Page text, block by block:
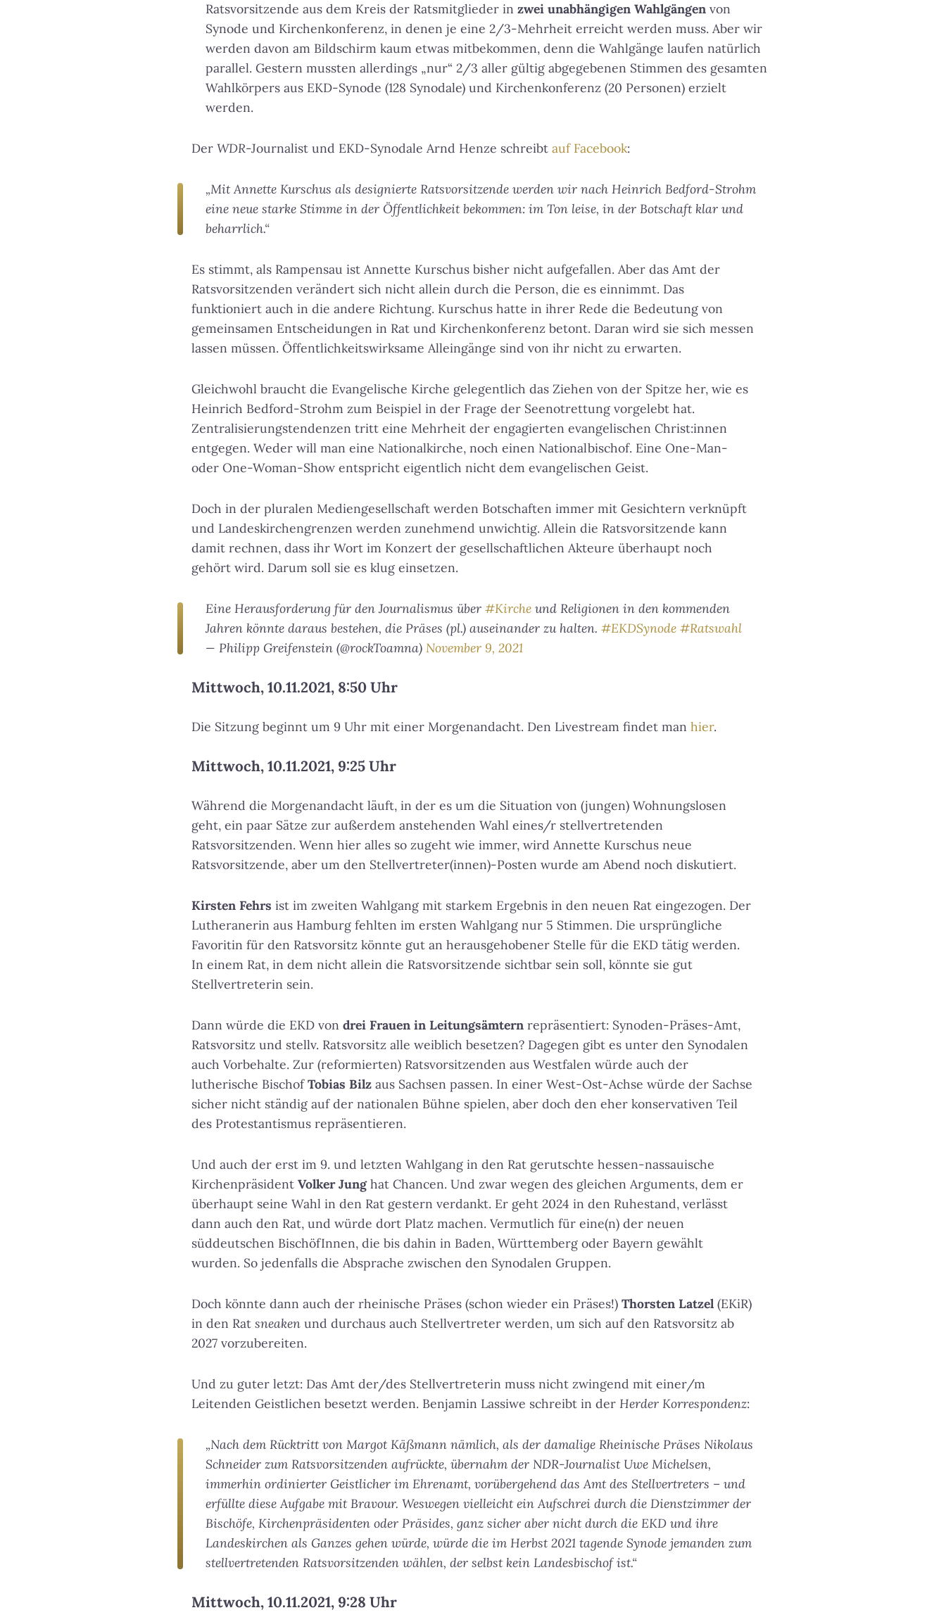
Ratsvorsitzende aus dem Kreis der Ratsmitglieder in zwei unabhängigen Wahlgängen von
Synode und Kirchenkonferenz, in denen je eine 2/3-Mehrheit erreicht werden muss. Aber wir
werden davon am Bildschirm kaum etwas mitbekommen, denn die Wahlgänge laufen natürlich
parallel. Gestern mussten allerdings „nur“ 2/3 aller gültig abgegebenen Stimmen des gesamten
Wahlkörpers aus EKD-Synode (128 Synodale) und Kirchenkonferenz (20 Personen) erzielt
werden.
Der WDR-Journalist und EKD-Synodale Arnd Henze schreibt auf Facebook:
„Mit Annette Kurschus als designierte Ratsvorsitzende werden wir nach Heinrich Bedford-Strohm
eine neue starke Stimme in der Öffentlichkeit bekommen: im Ton leise, in der Botschaft klar und
beharrlich.“
Es stimmt, als Rampensau ist Annette Kurschus bisher nicht aufgefallen. Aber das Amt der
Ratsvorsitzenden verändert sich nicht allein durch die Person, die es einnimmt. Das
funktioniert auch in die andere Richtung. Kurschus hatte in ihrer Rede die Bedeutung von
gemeinsamen Entscheidungen in Rat und Kirchenkonferenz betont. Daran wird sie sich messen
lassen müssen. Öffentlichkeitswirksame Alleingänge sind von ihr nicht zu erwarten.
Gleichwohl braucht die Evangelische Kirche gelegentlich das Ziehen von der Spitze her, wie es
Heinrich Bedford-Strohm zum Beispiel in der Frage der Seenotrettung vorgelebt hat.
Zentralisierungstendenzen tritt eine Mehrheit der engagierten evangelischen Christ:innen
entgegen. Weder will man eine Nationalkirche, noch einen Nationalbischof. Eine One-Man-
oder One-Woman-Show entspricht eigentlich nicht dem evangelischen Geist.
Doch in der pluralen Mediengesellschaft werden Botschaften immer mit Gesichtern verknüpft
und Landeskirchengrenzen werden zunehmend unwichtig. Allein die Ratsvorsitzende kann
damit rechnen, dass ihr Wort im Konzert der gesellschaftlichen Akteure überhaupt noch
gehört wird. Darum soll sie es klug einsetzen.
Eine Herausforderung für den Journalismus über #Kirche und Religionen in den kommenden
Jahren könnte daraus bestehen, die Präses (pl.) auseinander zu halten. #EKDSynode #Ratswahl
— Philipp Greifenstein (@rockToamna) November 9, 2021
Mittwoch, 10.11.2021, 8:50 Uhr
Die Sitzung beginnt um 9 Uhr mit einer Morgenandacht. Den Livestream findet man hier.
Mittwoch, 10.11.2021, 9:25 Uhr
Während die Morgenandacht läuft, in der es um die Situation von (jungen) Wohnungslosen
geht, ein paar Sätze zur außerdem anstehenden Wahl eines/r stellvertretenden
Ratsvorsitzenden. Wenn hier alles so zugeht wie immer, wird Annette Kurschus neue
Ratsvorsitzende, aber um den Stellvertreter(innen)-Posten wurde am Abend noch diskutiert.
Kirsten Fehrs ist im zweiten Wahlgang mit starkem Ergebnis in den neuen Rat eingezogen. Der
Lutheranerin aus Hamburg fehlten im ersten Wahlgang nur 5 Stimmen. Die ursprüngliche
Favoritin für den Ratsvorsitz könnte gut an herausgehobener Stelle für die EKD tätig werden.
In einem Rat, in dem nicht allein die Ratsvorsitzende sichtbar sein soll, könnte sie gut
Stellvertreterin sein.
Dann würde die EKD von drei Frauen in Leitungsämtern repräsentiert: Synoden-Präses-Amt,
Ratsvorsitz und stellv. Ratsvorsitz alle weiblich besetzen? Dagegen gibt es unter den Synodalen
auch Vorbehalte. Zur (reformierten) Ratsvorsitzenden aus Westfalen würde auch der
lutherische BischofTobias Bilz aus Sachsen passen. In einer West-Ost-Achse würde der Sachse
sicher nicht ständig auf der nationalen Bühne spielen, aber doch den eher konservativen Teil
des Protestantismus repräsentieren.
Und auch der erst im 9. und letzten Wahlgang in den Rat gerutschte hessen-nassauische
Kirchenpräsident Volker Junghat Chancen. Und zwar wegen des gleichen Arguments, dem er
überhaupt seine Wahl in den Rat gestern verdankt. Er geht 2024 in den Ruhestand, verlässt
dann auch den Rat, und würde dort Platz machen. Vermutlich für eine(n) der neuen
süddeutschen BischöfInnen, die bis dahin in Baden, Württemberg oder Bayern gewählt
wurden. So jedenfalls die Absprache zwischen den Synodalen Gruppen.
Doch könnte dann auch der rheinische Präses (schon wieder ein Präses!) Thorsten Latzel (EKiR)
in den Rat sneaken und durchaus auch Stellvertreter werden, um sich auf den Ratsvorsitz ab
2027 vorzubereiten.
Und zu guter letzt: Das Amt der/des Stellvertreterin muss nicht zwingend mit einer/m
Leitenden Geistlichen besetzt werden. Benjamin Lassiwe schreibt in der Herder Korrespondenz:
„Nach dem Rücktritt von Margot Käßmann nämlich, als der damalige Rheinische Präses Nikolaus
Schneider zum Ratsvorsitzenden aufrückte, übernahm der NDR-Journalist Uwe Michelsen,
immerhin ordinierter Geistlicher im Ehrenamt, vorübergehend das Amt des Stellvertreters – und
erfüllte diese Aufgabe mit Bravour. Weswegen vielleicht ein Aufschrei durch die Dienstzimmer der
Bischöfe, Kirchenpräsidenten oder Präsides, ganz sicher aber nicht durch die EKD und ihre
Landeskirchen als Ganzes gehen würde, würde die im Herbst 2021 tagende Synode jemanden zum
stellvertretenden Ratsvorsitzenden wählen, der selbst kein Landesbischof ist.“
Mittwoch, 10.11.2021, 9:28 Uhr